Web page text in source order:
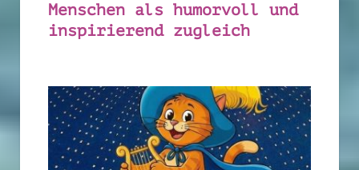
Menschen als humorvoll und
inspirierend zugleich